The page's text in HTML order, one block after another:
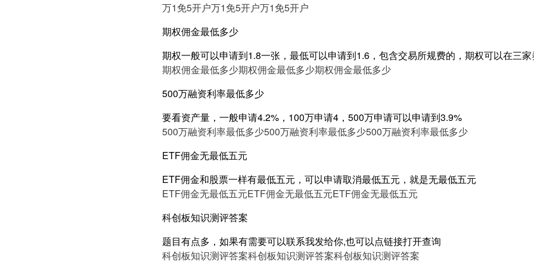
万1免5开户万1免5开户万1免5开户
期权佣金最低多少
期权一般可以申请到1.8一张，最低可以申请到1.6，包含交易所规费的，期权可以在三
期权佣金最低多少期权佣金最低多少期权佣金最低多少
500万融资利率最低多少
要看资产量，一般申请4.2%，100万申请4，500万申请可以申请到3.9%
500万融资利率最低多少500万融资利率最低多少500万融资利率最低多少
ETF佣金无最低五元
ETF佣金和股票一样有最低五元，可以申请取消最低五元，就是无最低五元
ETF佣金无最低五元ETF佣金无最低五元ETF佣金无最低五元
科创板知识测评答案
题目有点多，如果有需要可以联系我发给你,也可以点链接打开查询
科创板知识测评答案科创板知识测评答案科创板知识测评答案